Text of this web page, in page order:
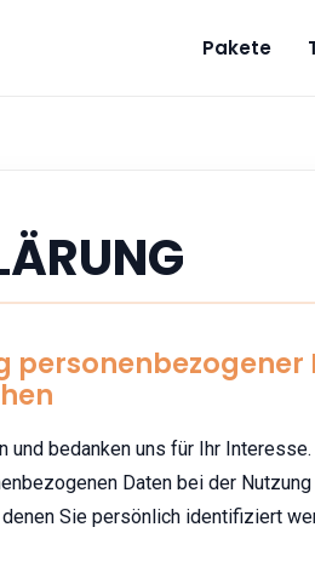
Pakete
personenbezogener
bedanken uns für Ihr
Daten bei der
Sie persönlich identifiziert